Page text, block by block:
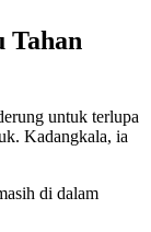
Tahan
untuk terlupa
Kadangkala, ia
di dalam